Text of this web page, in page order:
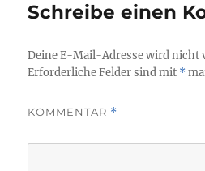
Schreibe einen
Deine E-Mail-Adresse wird nicht
Erforderliche Felder sind mit *
KOMMENTAR *